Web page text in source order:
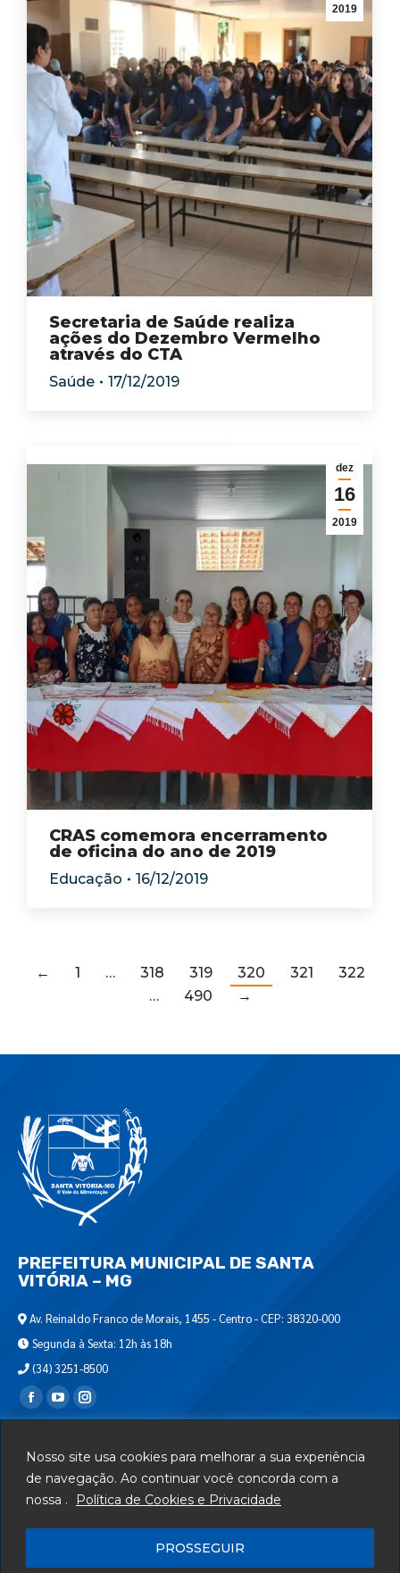
Nosso site usa cookies para melhorar a sua experiência
de navegação. Ao continuar você concorda com a
nossa .
Política de Cookies e Privacidade
PROSSEGUIR
2019
Secretaria de Saúde realiza
ações do Dezembro Vermelho
através do CTA
Saúde 17/12/2019
dez
16
2019
CRAS comemora encerramento
de oficina do ano de 2019
Educação 16/12/2019
← 1 … 318 319 320 321
322
…
490 →
PREFEITURA MUNICIPAL DE SANTA
VITÓRIA – MG
Av. Reinaldo Franco de Morais, 1455 - Centro - CEP: 38320-000
Segunda à Sexta: 12h às 18h
(34) 3251-8500
Encontre-nos em:
Departamento de T.I.
Serviços
Mapa do Site